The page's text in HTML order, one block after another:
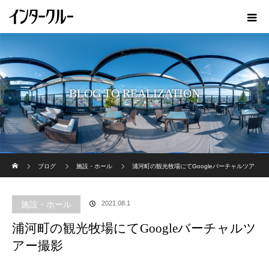
BLOG TO REALIZATION
ブログ
施設・ホール 浦河町の観光牧場にてGoogleバーチャルツア
施設・ホール 2021.08.1
浦河町の観光牧場にてGoogleバーチャルツ
アー撮影